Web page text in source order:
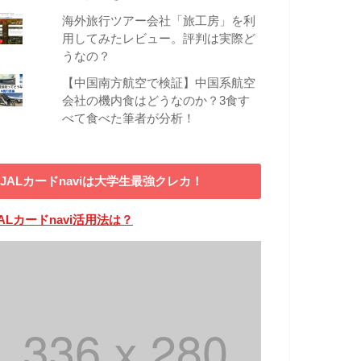
海外旅行ツアー会社「旅工房」を利
用してみたレビュー。評判は実際ど
うなの？
【中国南方航空で検証】中国系航空
会社の機内食はどうなのか？3食す
べて食べた筆者が分析！
JALカードnaviは大学生最強クレカ！
カードnavi活用法は？